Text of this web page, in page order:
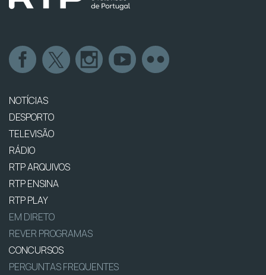
NOTÍCIAS
DESPORTO
TELEVISÃO
RÁDIO
RTP ARQUIVOS
RTP ENSINA
RTP PLAY
EM DIRETO
REVER PROGRAMAS
CONCURSOS
PERGUNTAS FREQUENTES